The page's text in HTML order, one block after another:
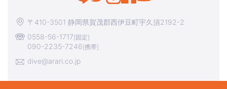
〒410-3501 静岡県賀茂郡西伊豆町宇久須2192-2
0558-56-1717[固定]
090-2235-7246[携帯]
dive@arari.co.jp